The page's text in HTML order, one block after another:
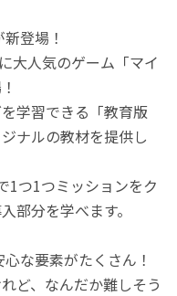
登場！
大人気のゲーム「マイ
学習できる「教育版
ナルの教材を提供し
1つ1つミッションをク
部分を学べます。
な要素がたくさん！
ど、なんだか難しそう